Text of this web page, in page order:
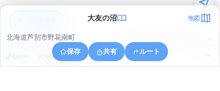
大友の沼 地図
北海道芦別市野花南町
保存
共有 ルート
北海道芦別市幌内